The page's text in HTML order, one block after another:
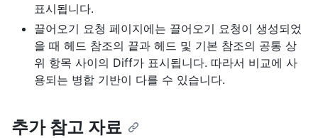
표시됩니다.
끌어오기 요청 페이지에는 끌어오기 요청이 생성되었
을 때 헤드 참조의 끝과 헤드 및 기본 참조의 공통 상
위 항목 사이의 Diff가 표시됩니다. 따라서 비교에 사
용되는 병합 기반이 다를 수 있습니다.
추가 참고 자료